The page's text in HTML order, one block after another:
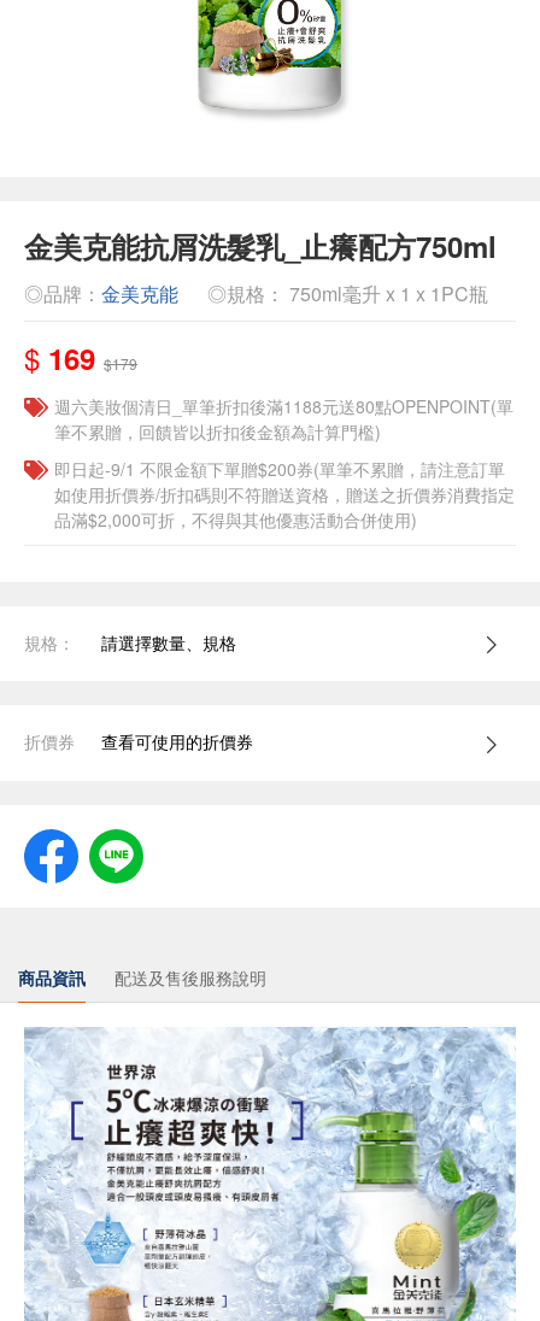
金美克能抗屑洗髮乳_止癢配方750ml
◎品牌： 金美克能 ◎規格： 750ml毫升 x 1 x 1PC瓶
$ 169 $179
週六美妝個清日_單筆折扣後滿1188元送80點OPENPOINT(單
筆不累贈，回饋皆以折扣後金額為計算門檻)
即日起-9/1 不限金額下單贈$200券(單筆不累贈，請注意訂單
如使用折價券/折扣碼則不符贈送資格，贈送之折價券消費指定
品滿$2,000可折，不得與其他優惠活動合併使用)
規格： 請選擇數量、規格
折價券 查看可使用的折價券
商品資訊 配送及售後服務說明